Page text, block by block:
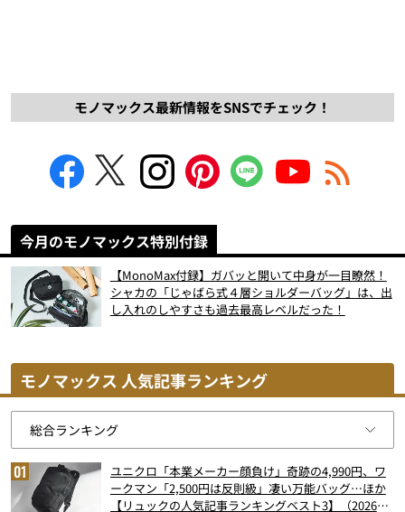
モノマックス最新情報をSNSでチェック！
今月のモノマックス特別付録
【MonoMax付録】ガバッと開いて中身が一目瞭然！
シャカの「じゃばら式４層ショルダーバッグ」は、出
し入れのしやすさも過去最高レベルだった！
モノマックス 人気記事ランキング
ユニクロ「本業メーカー顔負け」奇跡の4,990円、ワ
ークマン「2,500円は反則級」凄い万能バッグ…ほか
【リュックの人気記事ランキングベスト3】（2026年